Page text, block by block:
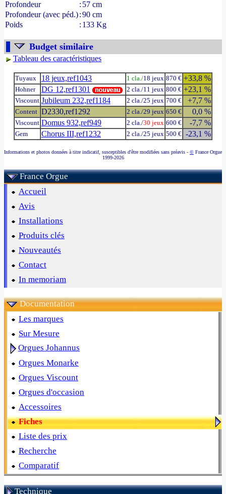
Profondeur
: 57 cm
Profondeur (avec péd.):90 cm
Poids
: 133 Kg
Budget similaire
Tableau des caractéristiques
Tuyaux 18 jeux,ref1043 1 cla./18 jeux 870 € +33,8 %
Hohner DG 12,ref1301 2 cla./11 jeux 800 € +23,1 %
Viscount Jubileum 232,ref1184 2 cla./25 jeux 700 € +7,7 %
Content D2330,ref1292 2 cla./29 jeux 650 € 0,0 %
Viscount Domus 932,ref949 2 cla./30 jeux 600 € -7,7 %
Gem Chorus III,ref1232 2 cla./25 jeux 500 € -23,1 %
Informations et photos données à titre indicatif, susceptibles d'être modifiées sans préavis - © France Orgue
1999-2026
France Orgue
Accueil
Avis
Installations
Produits clés
Nouveautés
Contact
In memoriam
Documentation
Les marques
Sur Mesure
Orgues Johannus
Orgues Monarke
Orgues Viscount
Orgues d'occasion
Accessoires
Fiches
Liste des prix
Recherche
Comparatif
Technique